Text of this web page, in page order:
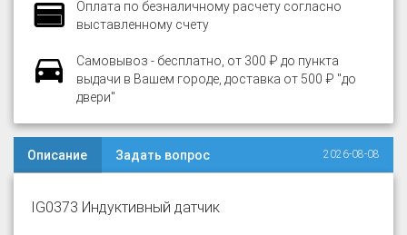
Оплата по безналичному расчету согласно
выставленному счету
Самовывоз - бесплатно, от 300 ₽ до пункта
выдачи в Вашем городе, доставка от 500 ₽ "до
двери"
Описание Задать вопрос 2026-08-08
IG0373 Индуктивный датчик